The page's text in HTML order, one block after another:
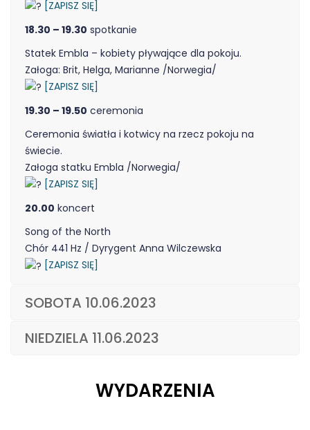
[ZAPISZ SIĘ]
18.30 – 19.30 spotkanie
Statek Embla – kobiety pływające dla pokoju.
Załoga: Brit, Helga, Marianne /Norwegia/
[ZAPISZ SIĘ]
19.30 – 19.50 ceremonia
Ceremonia światła i kotwicy na rzecz pokoju na
świecie.
Załoga statku Embla /Norwegia/
[ZAPISZ SIĘ]
20.00 koncert
Song of the North
Chór 441 Hz / Dyrygent Anna Wilczewska
[ZAPISZ SIĘ]
SOBOTA 10.06.2023
NIEDZIELA 11.06.2023
WYDARZENIA